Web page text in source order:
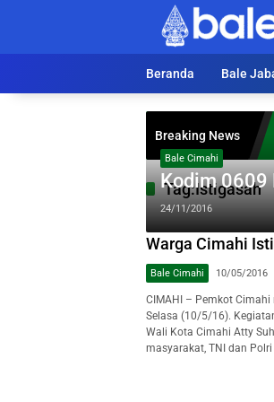
Beranda Bale
Breaking News
Tag:Istigasah
Bale Cimahi
Kodim 0609
24/11/2016
Warga Cimahi
Bale Cimahi 10/05/2016
CIMAHI – Pemkot
Selasa (10/5/16).
Wali Kota Cimahi Atty
masyarakat, TNI dan Polri